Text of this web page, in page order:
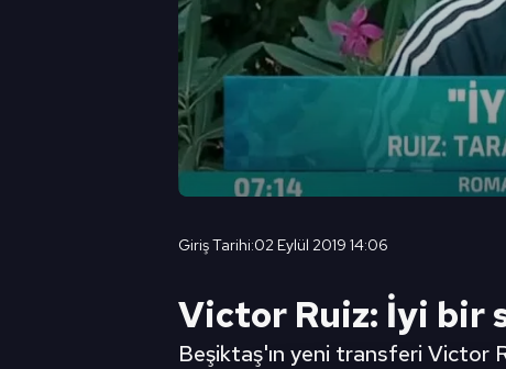
Giriş Tarihi:02 Eylül 2019 14:06
Victor Ruiz: İyi bir
Beşiktaş'ın yeni transferi Victor